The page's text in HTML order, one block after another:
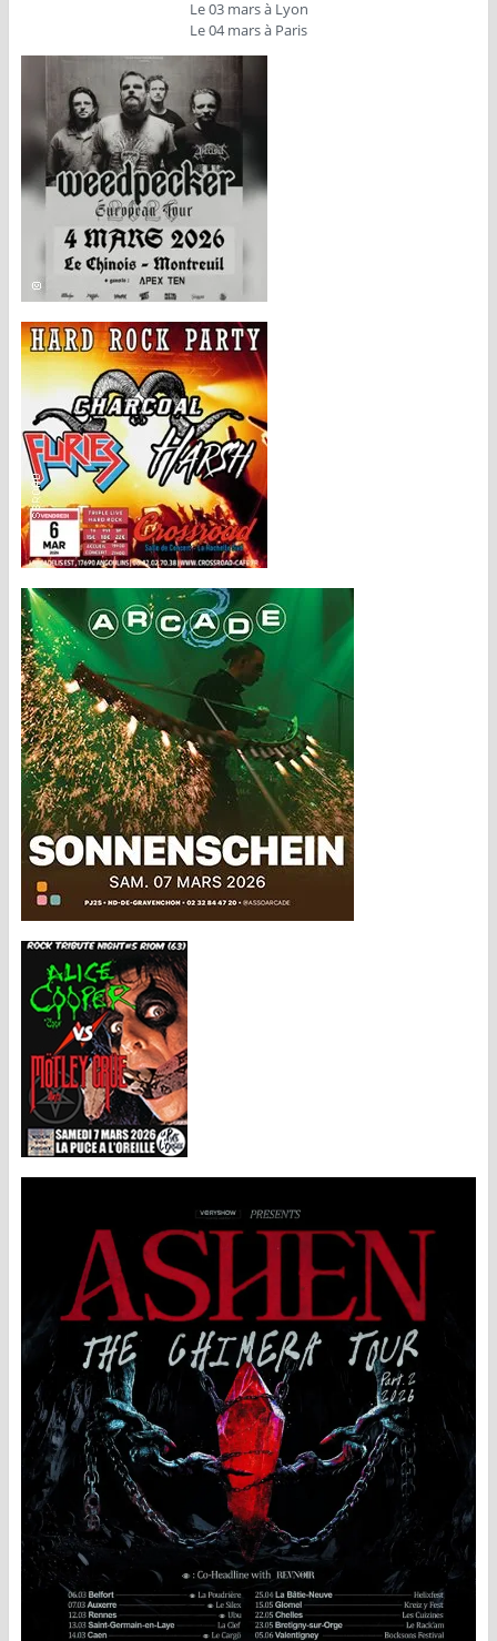
Le 03 mars à Lyon
Le 04 mars à Paris